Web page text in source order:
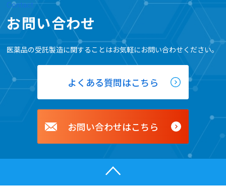
Contact
お問い合わせ
医薬品の受託製造に関することはお気軽にお問い合わせください。
よくある質問はこちら
お問い合わせはこちら